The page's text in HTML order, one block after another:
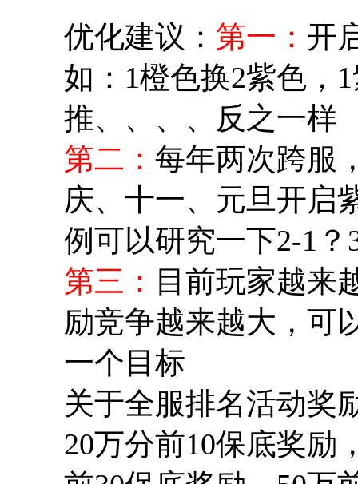
优化建议： 第一： 开
如：1橙色换2紫色，
推、、、、反之一样
第二： 每年两次跨服
庆、十一、元旦开启
例可以研究一下2-1
第三： 目前玩家越来
励竞争越来越大，可
一个目标
关于全服排名活动奖
20万分前10保底奖励